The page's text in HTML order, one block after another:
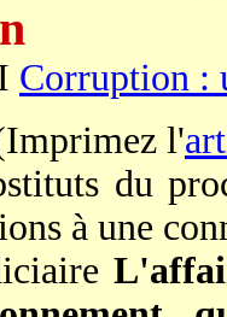
Corruption :
l'
du
à une